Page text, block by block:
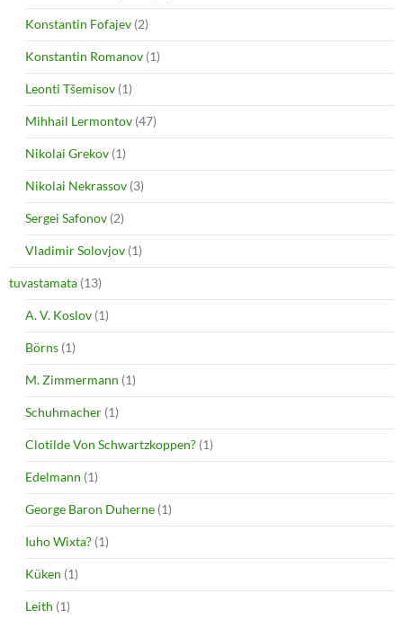
Konstantin Fofajev (2)
Konstantin Romanov (1)
Leonti Tšemisov (1)
Mihhail Lermontov (47)
Nikolai Grekov (1)
Nikolai Nekrassov (3)
Sergei Safonov (2)
Vladimir Solovjov (1)
tuvastamata (13)
A. V. Koslov (1)
Börns (1)
M. Zimmermann (1)
Schuhmacher (1)
Clotilde Von Schwartzkoppen? (1)
Edelmann (1)
George Baron Duherne (1)
Iuho Wixta? (1)
Küken (1)
Leith (1)